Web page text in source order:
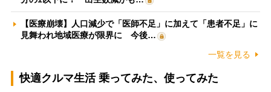
【医療崩壊】人口減少で「医師不足」に加えて「患者不足」に
見舞われ地域医療が限界に 今後…
一覧を見る
快適クルマ生活 乗ってみた、使ってみた